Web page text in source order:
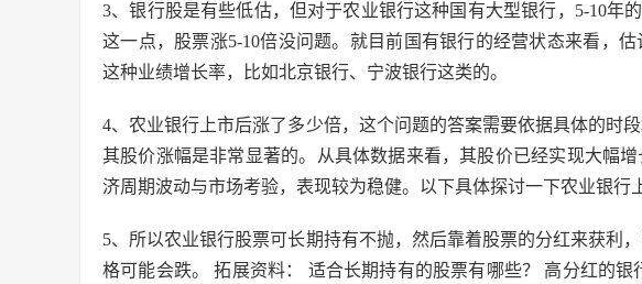
3、银行股是有些低估，但对于农业银行这种国有大型银行，5-10年
这一点，股票涨5-10倍没问题。就目前国有银行的经营状态来看，
这种业绩增长率，比如北京银行、宁波银行这类的。
4、农业银行上市后涨了多少倍，这个问题的答案需要依据具体的时
其股价涨幅是非常显著的。从具体数据来看，其股价已经实现大幅
济周期波动与市场考验，表现较为稳健。以下具体探讨一下农业银行
5、所以农业银行股票可长期持有不抛，然后靠着股票的分红来获利
格可能会跌。 拓展资料： 适合长期持有的股票有哪些？ 高分红的